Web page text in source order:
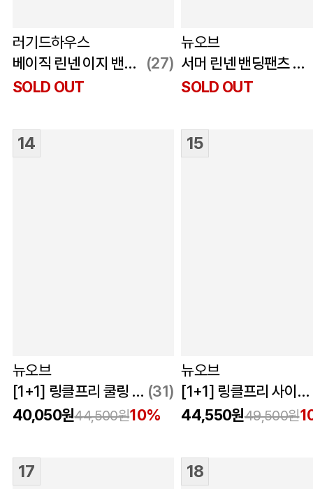
러기드하우스
베이직 린넨 이지 밴딩 쇼츠 블랙
(27)
SOLD OUT
뉴오브
서머 린넨 밴딩팬츠 블랙
SOLD OUT
14
뉴오브
[1+1] 링클프리 쿨링 린넨라이크 반바지 (31)
40,050원44,500원10%
15
뉴오브
[1+1] 링클프리 사이드 원턱 밴딩 반바지
44,550원49,500원
17 18